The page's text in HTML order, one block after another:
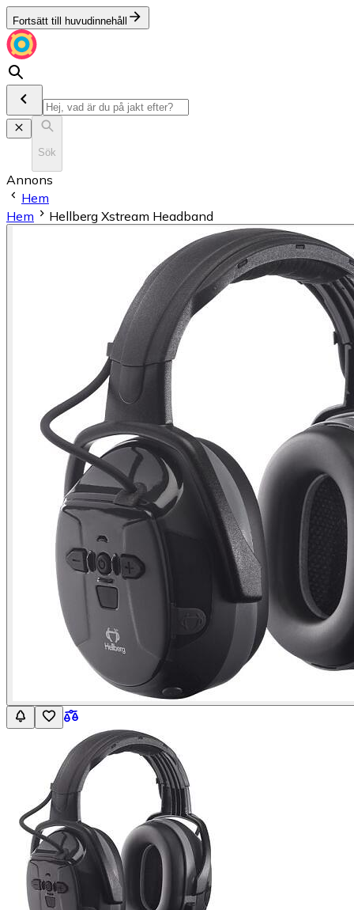
Fortsätt till huvudinnehåll
Sök
Annons
Hem
Hem
Hellberg Xstream Headband